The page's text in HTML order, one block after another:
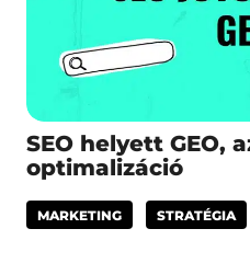
SEO helyett GEO,
optimalizáció
MARKETING STRATÉGIA